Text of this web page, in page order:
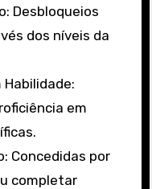
Desbloqueios
dos níveis da
em
Concedidas por
completar